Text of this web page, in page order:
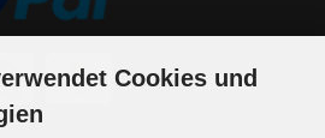
Cookies und